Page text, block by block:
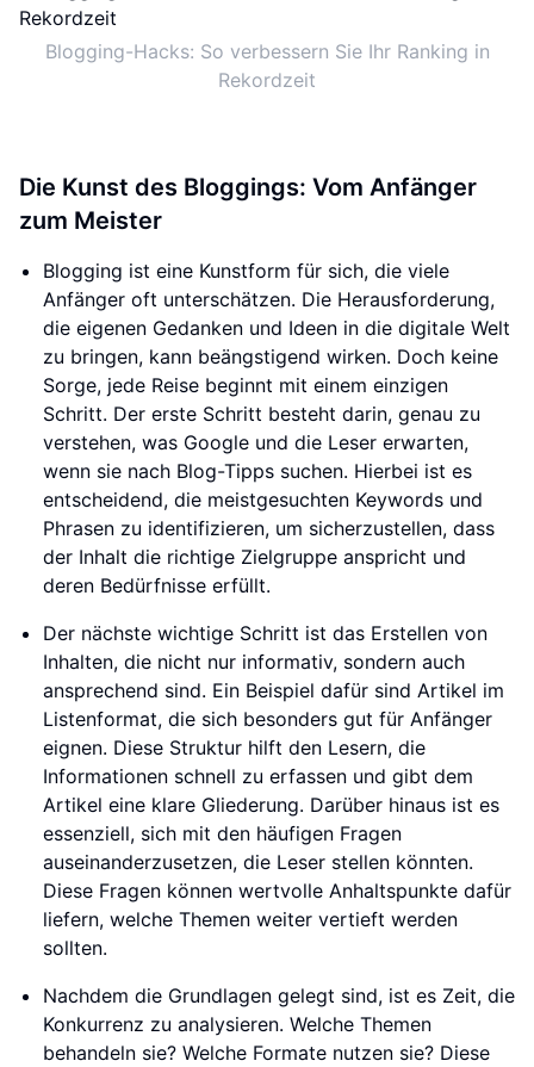
Blogging-Hacks: So verbessern Sie Ihr Ranking in
Rekordzeit
Die Kunst des Bloggings: Vom Anfänger
zum Meister
Blogging ist eine Kunstform für sich, die viele
Anfänger oft unterschätzen. Die Herausforderung,
die eigenen Gedanken und Ideen in die digitale Welt
zu bringen, kann beängstigend wirken. Doch keine
Sorge, jede Reise beginnt mit einem einzigen
Schritt. Der erste Schritt besteht darin, genau zu
verstehen, was Google und die Leser erwarten,
wenn sie nach Blog-Tipps suchen. Hierbei ist es
entscheidend, die meistgesuchten Keywords und
Phrasen zu identifizieren, um sicherzustellen, dass
der Inhalt die richtige Zielgruppe anspricht und
deren Bedürfnisse erfüllt.
Der nächste wichtige Schritt ist das Erstellen von
Inhalten, die nicht nur informativ, sondern auch
ansprechend sind. Ein Beispiel dafür sind Artikel im
Listenformat, die sich besonders gut für Anfänger
eignen. Diese Struktur hilft den Lesern, die
Informationen schnell zu erfassen und gibt dem
Artikel eine klare Gliederung. Darüber hinaus ist es
essenziell, sich mit den häufigen Fragen
auseinanderzusetzen, die Leser stellen könnten.
Diese Fragen können wertvolle Anhaltspunkte dafür
liefern, welche Themen weiter vertieft werden
sollten.
Nachdem die Grundlagen gelegt sind, ist es Zeit, die
Konkurrenz zu analysieren. Welche Themen
behandeln sie? Welche Formate nutzen sie? Diese